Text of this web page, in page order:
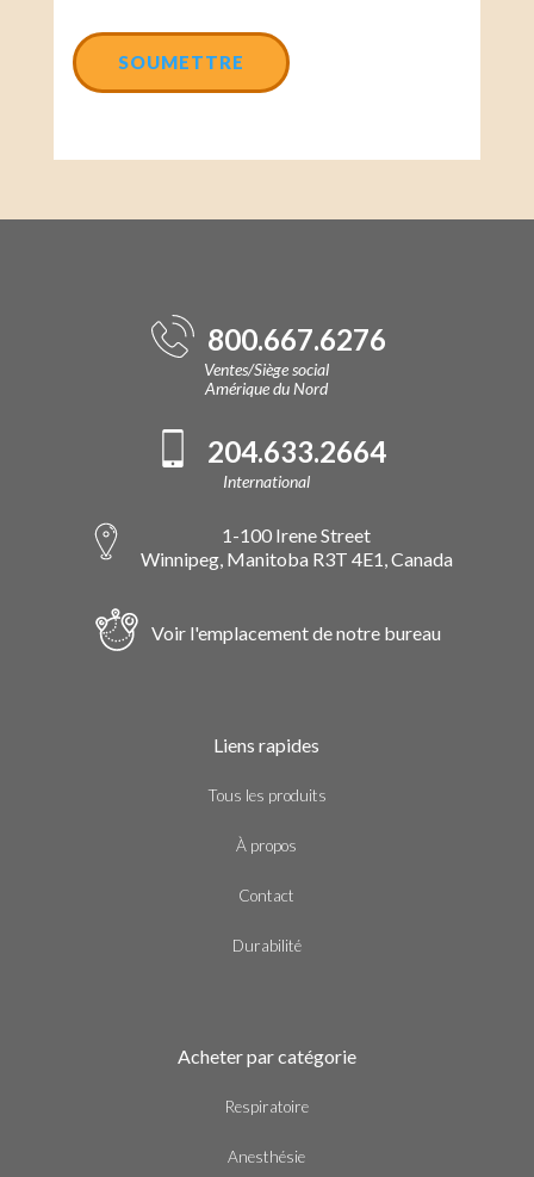
800.667.6276
Ventes/Siège social
Amérique du Nord
204.633.2664
International
1-100 Irene Street
Winnipeg, Manitoba R3T 4E1, Canada
Voir l'emplacement de notre bureau
Liens rapides
Tous les produits
À propos
Contact
Durabilité
Acheter par catégorie
Respiratoire
Anesthésie